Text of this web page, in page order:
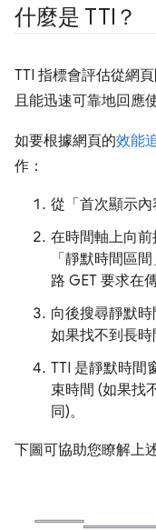
什麼是 TTI？
TTI 指標會評估從網
且能迅速可靠地回應
如要根據網頁的效能
作：
從「首次顯示
在時間軸上向
「靜默時間區間
路 GET 要求在
向後搜尋靜默
如果找不到長時
TTI 是靜默時間
束時間 (如果找
同)。
下圖可協助您瞭解上